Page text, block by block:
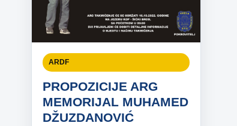
ARDF
PROPOZICIJE ARG
MEMORIJAL MUHAMED
DŽUZDANOVIĆ